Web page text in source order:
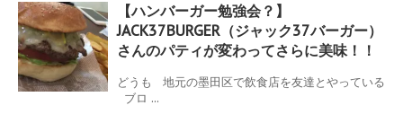
【ハンバーガー勉強会？】
JACK37BURGER（ジャック37バーガー）
さんのパティが変わってさらに美味！！
どうも 地元の墨田区で飲食店を友達とやっている
ブロ ...